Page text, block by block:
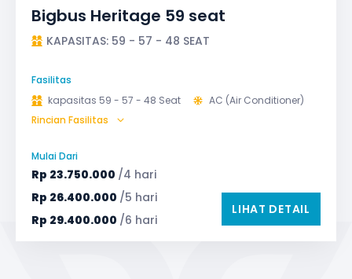
Bigbus Heritage 59 seat
KAPASITAS: 59 - 57 - 48 SEAT
Fasilitas
kapasitas 59 - 57 - 48 Seat
AC (Air Conditioner)
Bagasi
GPS
Safety Tools (P3K, Windows Breaker, dll)
TV LED & Android System
Water Dispenser
Rincian Fasilitas
Mulai Dari
Rp 23.750.000 /4 hari
Rp 26.400.000 /5 hari
Rp 29.400.000 /6 hari
LIHAT DETAIL